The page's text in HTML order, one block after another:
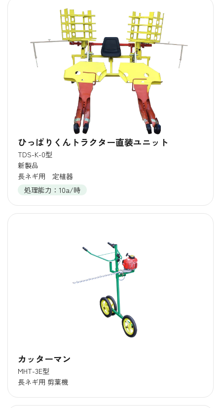
ひっぱりくんトラクター直装ユニット
TDS-K-0型
新製品
長ネギ用 定植器
処理能力：10a/時
カッターマン
MHT-3E型
長ネギ用 剪葉機